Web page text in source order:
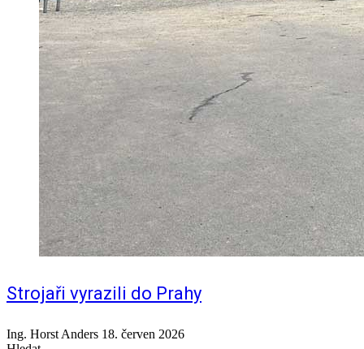
Strojaři vyrazili do Prahy
Ing. Horst Anders 18. červen 2026